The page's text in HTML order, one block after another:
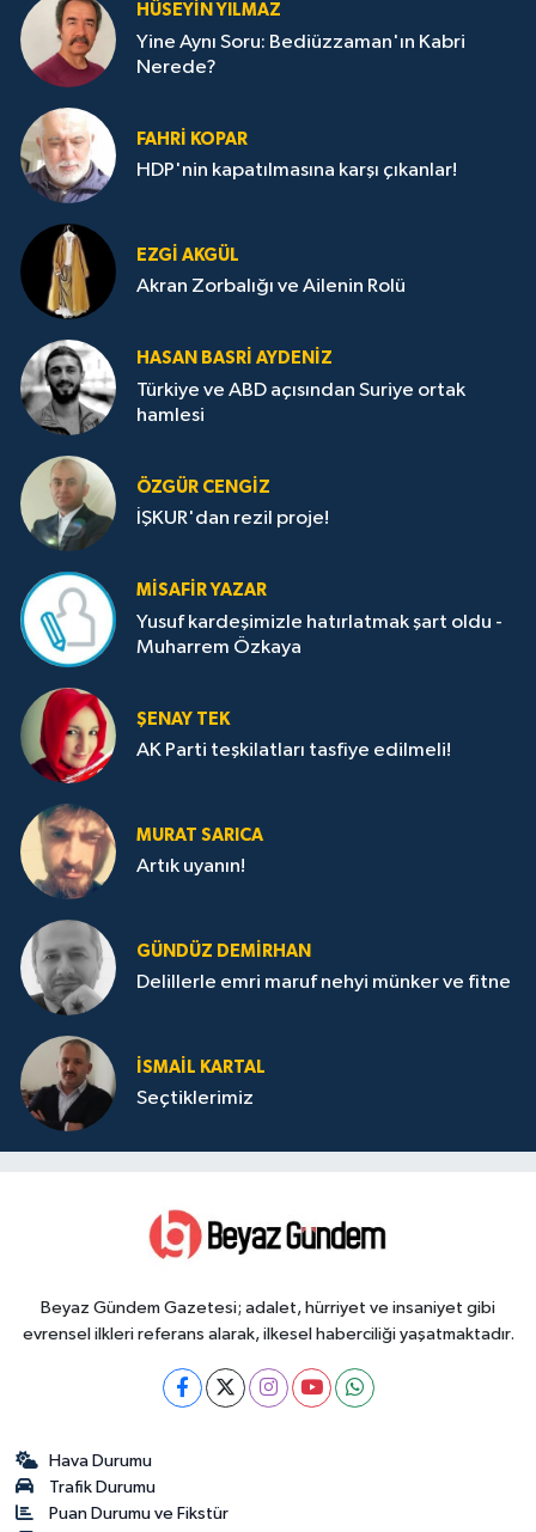
HÜSEYIN YILMAZ
Yine Aynı Soru: Bediüzzaman'ın Kabri
Nerede?
FAHRI KOPAR
HDP'nin kapatılmasına karşı çıkanlar!
EZGI AKGÜL
Akran Zorbalığı ve Ailenin Rolü
HASAN BASRI AYDENIZ
Türkiye ve ABD açısından Suriye ortak
hamlesi
ÖZGÜR CENGIZ
İŞKUR'dan rezil proje!
MISAFIR YAZAR
Yusuf kardeşimizle hatırlatmak şart oldu -
Muharrem Özkaya
ŞENAY TEK
AK Parti teşkilatları tasfiye edilmeli!
MURAT SARICA
Artık uyanın!
GÜNDÜZ DEMIRHAN
Delillerle emri maruf nehyi münker ve fitne
İSMAIL KARTAL
Seçtiklerimiz
Beyaz Gündem Gazetesi; adalet, hürriyet ve insaniyet gibi
evrensel ilkleri referans alarak, ilkesel haberciliği yaşatmaktadır.
Hava Durumu
Trafik Durumu
Puan Durumu ve Fikstür